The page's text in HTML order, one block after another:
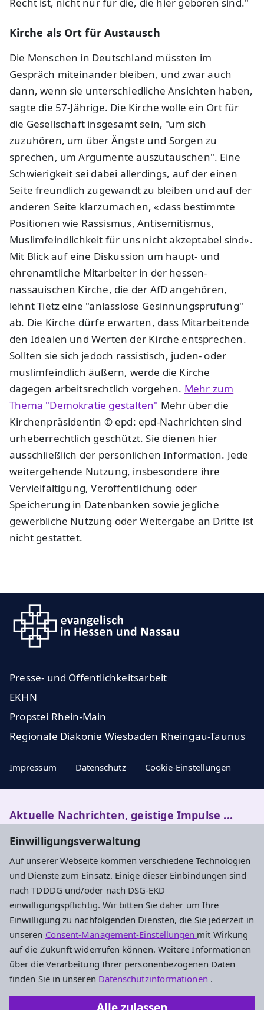
Einwilligungsverwaltung
Auf unserer Webseite kommen verschiedene Technologien
und Dienste zum Einsatz. Einige dieser Einbindungen sind
nach TDDDG und/oder nach DSG-EKD
einwilligungspflichtig. Wir bitten Sie daher um Ihre
Einwilligung zu nachfolgenden Diensten, die Sie jederzeit in
unseren Consent-Management-Einstellungen mit Wirkung
auf die Zukunft widerrufen können. Weitere Informationen
über die Verarbeitung Ihrer personenbezogenen Daten
finden Sie in unseren Datenschutzinformationen .
Kirche als Ort für Austausch
Die Menschen in Deutschland müssten im
Gespräch miteinander bleiben, und zwar auch
dann, wenn sie unterschiedliche Ansichten haben,
sagte die 57-Jährige. Die Kirche wolle ein Ort für
die Gesellschaft insgesamt sein, "um sich
zuzuhören, um über Ängste und Sorgen zu
sprechen, um Argumente auszutauschen". Eine
Schwierigkeit sei dabei allerdings, auf der einen
Seite freundlich zugewandt zu bleiben und auf der
anderen Seite klarzumachen, «dass bestimmte
Positionen wie Rassismus, Antisemitismus,
Muslimfeindlichkeit für uns nicht akzeptabel sind».
Mit Blick auf eine Diskussion um haupt- und
ehrenamtliche Mitarbeiter in der hessen-
nassauischen Kirche, die der AfD angehören,
lehnt Tietz eine "anlasslose Gesinnungsprüfung"
ab. Die Kirche dürfe erwarten, dass Mitarbeitende
den Idealen und Werten der Kirche entsprechen.
Sollten sie sich jedoch rassistisch, juden- oder
muslimfeindlich äußern, werde die Kirche
dagegen arbeitsrechtlich vorgehen. Mehr zum
Thema "Demokratie gestalten" Mehr über die
Kirchenpräsidentin © epd: epd-Nachrichten sind
urheberrechtlich geschützt. Sie dienen hier
ausschließlich der persönlichen Information. Jede
weitergehende Nutzung, insbesondere ihre
Vervielfältigung, Veröffentlichung oder
Speicherung in Datenbanken sowie jegliche
gewerbliche Nutzung oder Weitergabe an Dritte ist
nicht gestattet.
Presse- und Öffentlichkeitsarbeit
EKHN
Propstei Rhein-Main
Regionale Diakonie Wiesbaden Rheingau-Taunus
Impressum Datenschutz Cookie-Einstellungen
Aktuelle Nachrichten, geistige Impulse ...
Newsletter entdecken
Adresse
Evangelisches Dekanat Rheingau-Taunus
Aarstraße 44
65232 Taunusstein
Tel. 06128-48 88 27